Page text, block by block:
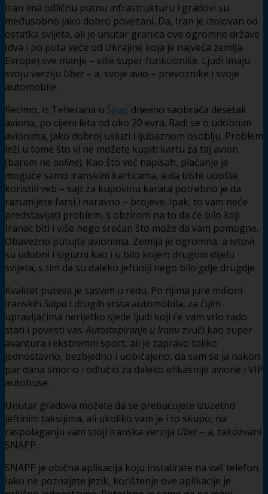
Iran ima odličnu putnu infrastrukturu i gradovi su
međusobno jako dobro povezani. Da, Iran je izolovan od
ostatka svijeta, ali je unutar granica ove ogromne države
(dva i po puta veće od Ukrajine koja je najveća zemlja
Evrope) sve manje – više super funkcioniše. Ljudi imaju
svoju verziju Uber– a, svoje avio – prevoznike i svoje
automobile.
Recimo, iz Teherana u Širaz dnevno saobraća desetak
aviona, po cijeni leta od oko 20 evra. Radi se o udobnim
avionima, jako dobroj usluzi i ljubaznom osoblju. Problem
leži u tome što vi ne možete kupiti kartu za taj avion
(barem ne online). Kao što već napisah, plaćanje je
moguće samo iranskim karticama, a da biste uopšte
koristili veb – sajt za kupovinu karata potrebno je da
razumijete farsi i naravno – brojeve. Ipak, to vam neće
predstavljati problem, s obzirom na to da će bilo koji
Iranac biti i više nego srećan što može da vam pomogne.
Obavezno putujte avionima. Zemlja je ogromna, a letovi
su udobni i sigurni kao i u bilo kojem drugom dijelu
svijeta, s tim da su daleko jeftiniji nego bilo gdje drugdje.
Kvalitet puteva je sasvim u redu. Po njima jure milioni
iranskih Saipa i drugih vrsta automobila, za čijim
upravljačima nerijetko sjede ljudi koji će vam vrlo rado
stati i povesti vas.Autostopiranje u Iranu zvuči kao super
avantura i ekstremni sport, ali je zapravo toliko
jednostavno, bezbjedno i uobičajeno, da sam se ja nakon
par dana smorio i odlučio za daleko efikasnije avione i VIP
autobuse.
Unutar gradova možete da se prebacujete izuzetno
jeftinim taksijima, ali ukoliko vam je i to skupo, na
raspolaganju vam stoji iranska verzija Uber– a, takozvani
SNAPP.
SNAPP je obična aplikacija koju instalirate na vaš telefon.
Iako ne poznajete jezik, korištenje ove aplikacije je